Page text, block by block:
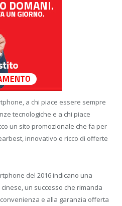
a chi piace essere sempre
tecnologiche e a chi piace
un sito promozionale che fa per
innovativo e ricco di offerte
del 2016 indicano una
un successo che rimanda
e alla garanzia offerta